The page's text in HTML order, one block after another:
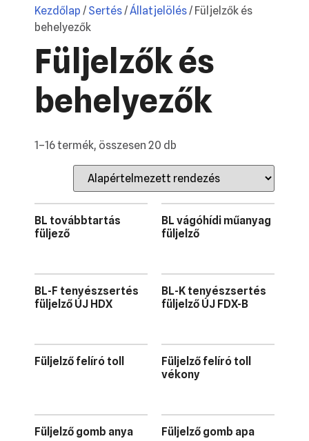
Kezdőlap / Sertés/Állatjelölés/ Füljelzők és
behelyezők
Füljelzők és
behelyezők
1–16 termék, összesen 20 db
BL továbbtartás
füljező
BL vágóhídi műanyag
füljelző
BL-F tenyészsertés
füljelző ÚJ HDX
BL-K tenyészsertés
füljelző ÚJ FDX-B
Füljelző felíró toll
Füljelző felíró toll
vékony
Füljelző gomb anya Füljelző gomb apa